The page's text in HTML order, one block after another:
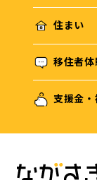
住まい
移住者体
支援金